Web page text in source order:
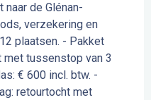
naar de Glénan-
verzekering en
plaatsen. - Pakket
met tussenstop van 3
€ 600 incl. btw. -
retourtocht met